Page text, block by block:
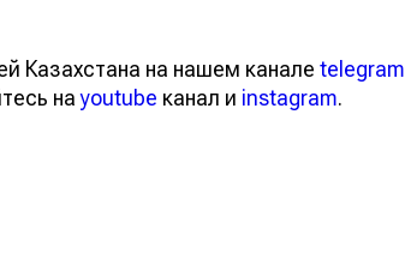
Казахстана на нашем канале telegram
наyoutube канал и instagram.